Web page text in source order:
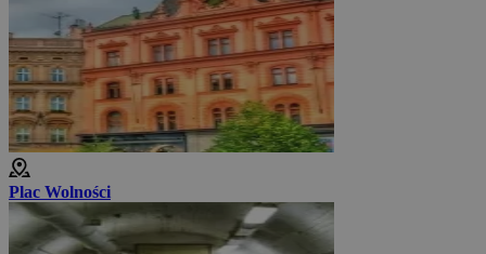
Plac Wolności